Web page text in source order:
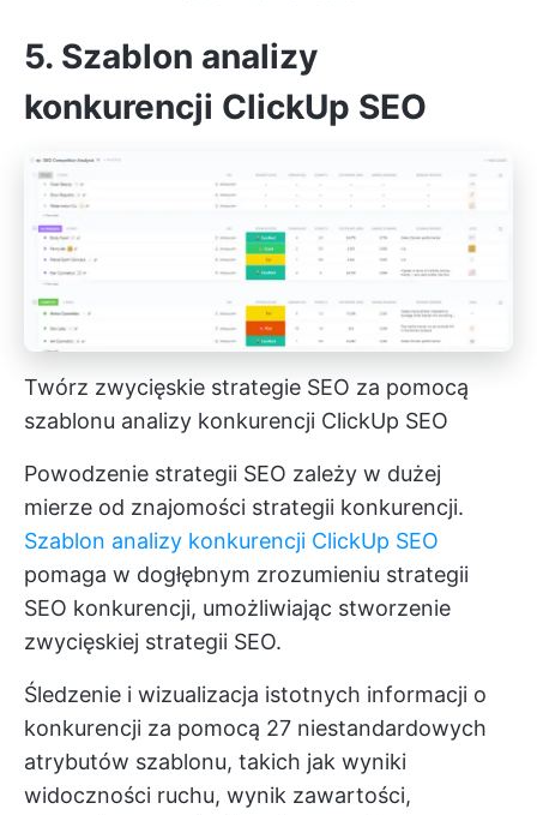
5. Szablon analizy
konkurencji ClickUp SEO
Twórz zwycięskie strategie SEO za pomocą
szablonu analizy konkurencji ClickUp SEO
Powodzenie strategii SEO zależy w dużej
mierze od znajomości strategii konkurencji.
Szablon analizy konkurencji ClickUp SEO
pomaga w dogłębnym zrozumieniu strategii
SEO konkurencji, umożliwiając stworzenie
zwycięskiej strategii SEO.
Śledzenie i wizualizacja istotnych informacji o
konkurencji za pomocą 27 niestandardowych
atrybutów szablonu, takich jak wyniki
widoczności ruchu, wynik zawartości,